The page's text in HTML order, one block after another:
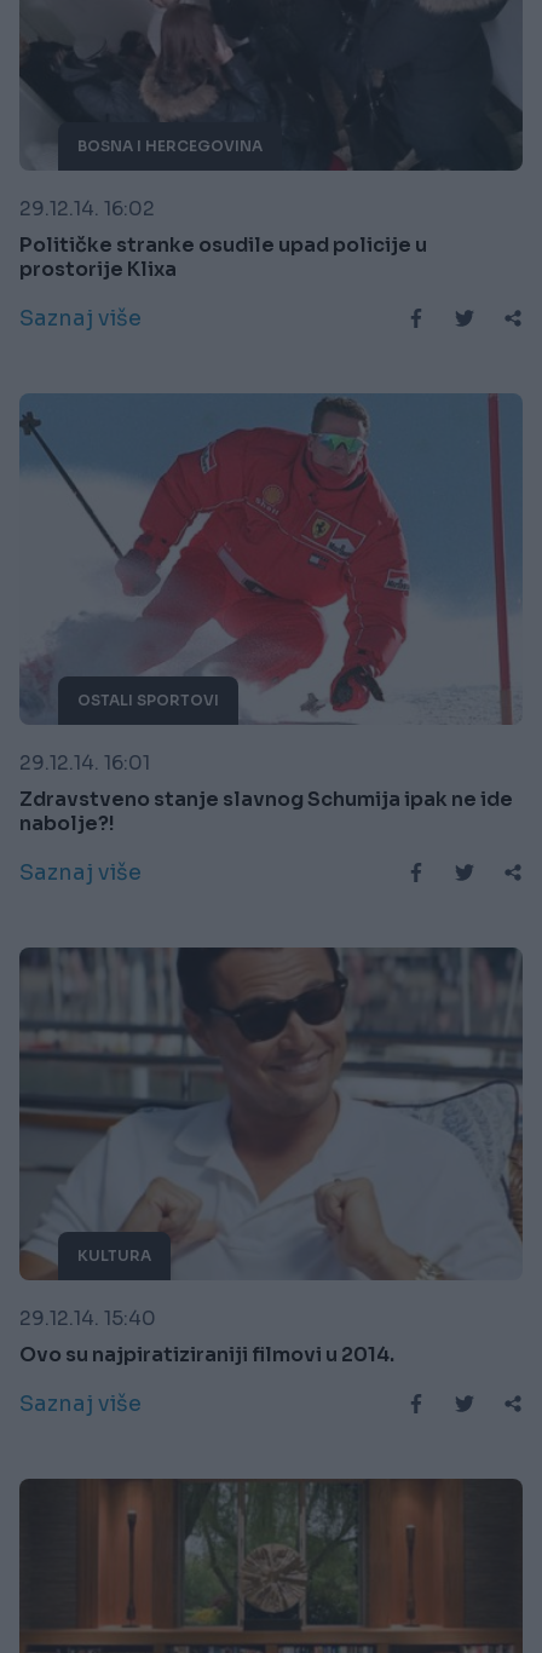
BOSNA I HERCEGOVINA
29.12.14. 16:02
Političke stranke osudile upad policije u
prostorije Klixa
Saznaj više
OSTALI SPORTOVI
29.12.14. 16:01
Zdravstveno stanje slavnog Schumija ipak ne ide
nabolje?!
Saznaj više
KULTURA
29.12.14. 15:40
Ovo su najpiratiziraniji filmovi u 2014.
Saznaj više